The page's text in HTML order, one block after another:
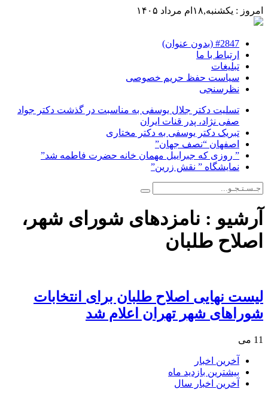
امروز : یکشنبه,۱۸ام مرداد ۱۴۰۵
#2847 (بدون عنوان)
ارتباط با ما
تبلیغات
سیاست حفظ حریم خصوصی
نظرسنجی
تسلیت دکتر جلال یوسفی به مناسبت در گذشت دکتر جواد
صفی نژاد، پدر قنات ایران
تبریک دکتر یوسفی به دکتر مختاری
اصفهان “نصف جهان”
” روزی که جبراییل مهمان خانه حضرت فاطمه شد”
نمایشگاه ” نقش زرین”
آرشیو : نامزدهای شورای شهر،
اصلاح طلبان
لیست نهایی اصلاح طلبان برای انتخابات
شوراهای شهر تهران اعلام شد
11 می
آخرین اخبار
بیشترین بازدید ماه
آخرین اخبار سال